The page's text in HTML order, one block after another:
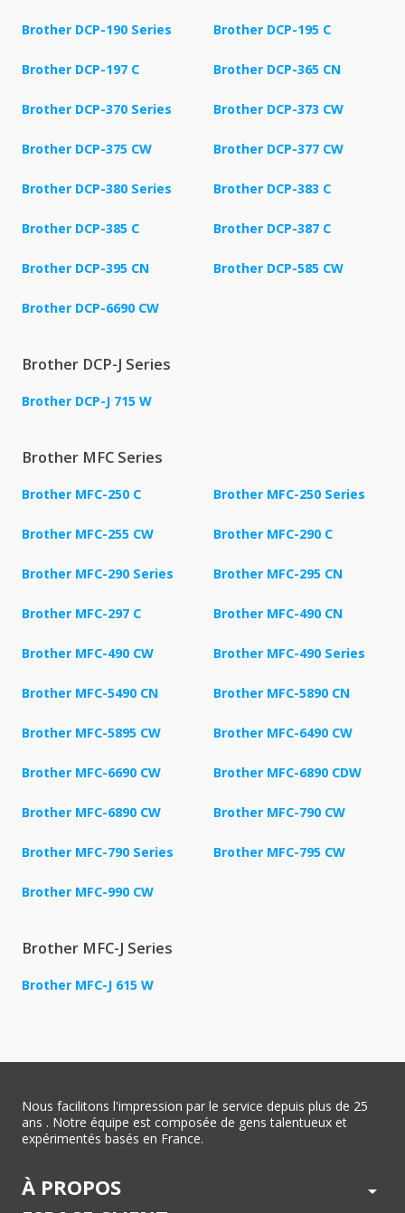
Brother DCP-190 Series Brother DCP-195 C
Brother DCP-197 C Brother DCP-365 CN
Brother DCP-370 Series Brother DCP-373 CW
Brother DCP-375 CW Brother DCP-377 CW
Brother DCP-380 Series Brother DCP-383 C
Brother DCP-385 C Brother DCP-387 C
Brother DCP-395 CN Brother DCP-585 CW
Brother DCP-6690 CW
Brother DCP-J Series
Brother DCP-J 715 W
Brother MFC Series
Brother MFC-250 C Brother MFC-250 Series
Brother MFC-255 CW Brother MFC-290 C
Brother MFC-290 Series Brother MFC-295 CN
Brother MFC-297 C Brother MFC-490 CN
Brother MFC-490 CW Brother MFC-490 Series
Brother MFC-5490 CN Brother MFC-5890 CN
Brother MFC-5895 CW Brother MFC-6490 CW
Brother MFC-6690 CW Brother MFC-6890 CDW
Brother MFC-6890 CW Brother MFC-790 CW
Brother MFC-790 Series Brother MFC-795 CW
Brother MFC-990 CW
Brother MFC-J Series
Brother MFC-J 615 W
Nous facilitons l'impression par le service depuis plus de 25
ans . Notre équipe est composée de gens talentueux et
expérimentés basés en France.
À PROPOS arrow_drop_down